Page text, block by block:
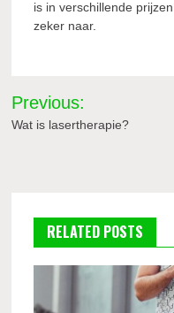
is in verschillende
zeker naar.
Bericht
navigatie
Previous:
Wat is lasertherapie?
RELATED POSTS